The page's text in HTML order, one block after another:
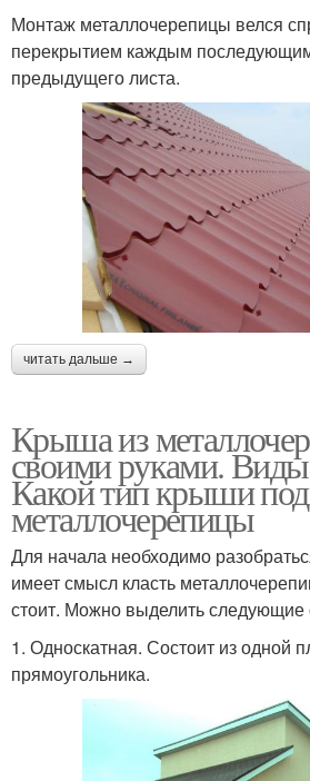
Монтаж металлочерепицы велся
перекрытием каждым
предыдущего листа.
читать дальше →
Крыша из
своими руками.
Какой тип крыши
металлочерепицы
Для начала необходимо
имеет смысл класть
стоит. Можно выделить
1. Односкатная. Состоит из одной
прямоугольника.